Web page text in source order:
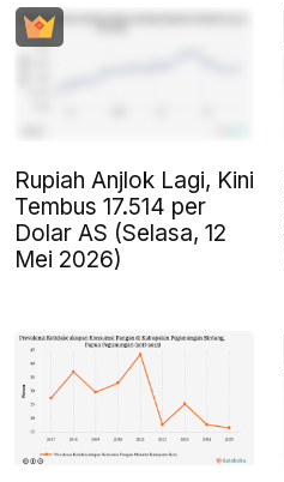
Rupiah Anjlok Lagi, Kini
Tembus 17.514 per
Dolar AS (Selasa, 12
Mei 2026)